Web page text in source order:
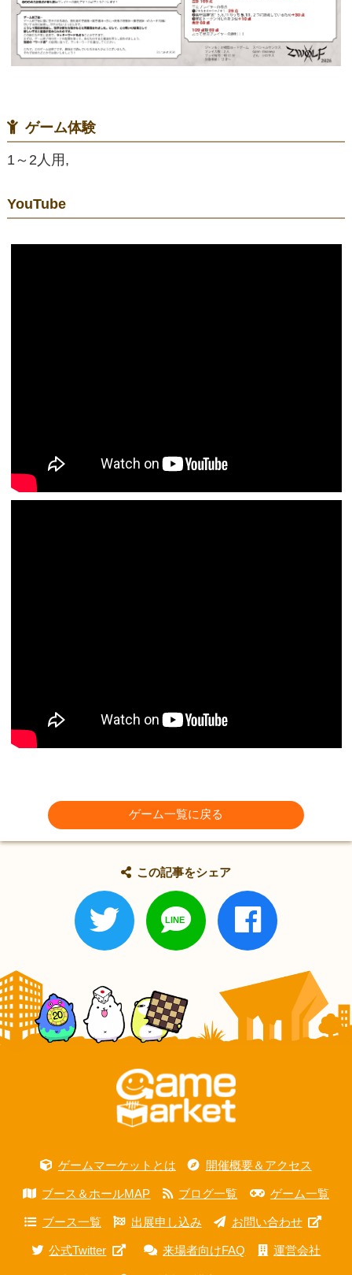
ゲーム体験
1～2人用,
YouTube
ゲーム一覧に戻る
この記事をシェア
ゲームマーケットとは 開催概要＆アクセス
ブース＆ホールMAP ブログ一覧 ゲーム一覧
ブース一覧 出展申し込み お問い合わせ
公式Twitter 来場者向けFAQ 運営会社